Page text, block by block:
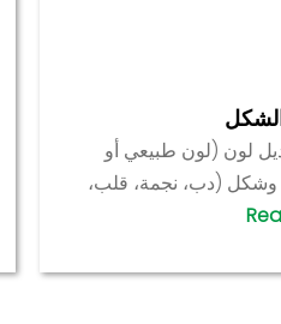
لون (لون طبيعي أو
(دب، نجمة، قلب،
الحلوى الصمغية وفقًا
تميزًا للعلامة التجارية